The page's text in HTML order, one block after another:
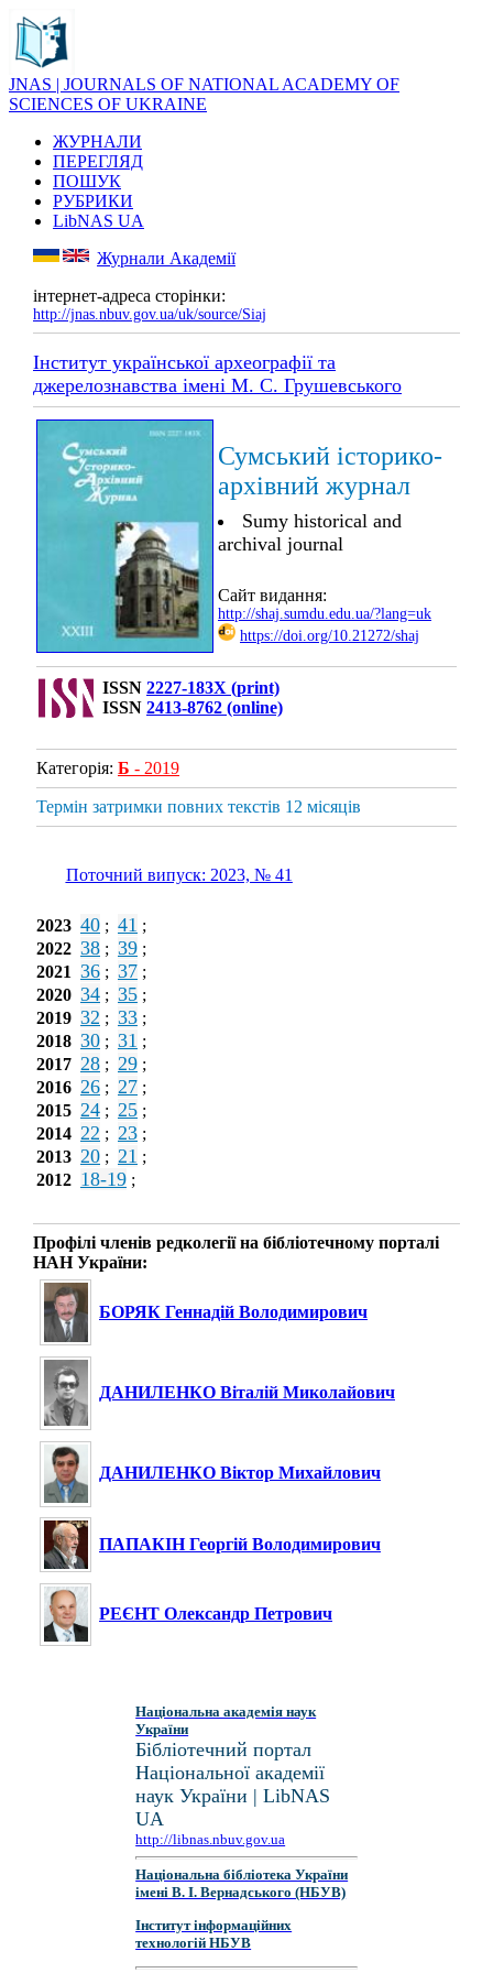
JNAS | JOURNALS OF NATIONAL ACADEMY OF
SCIENCES OF UKRAINE
ЖУРНАЛИ
ПЕРЕГЛЯД
ПОШУК
РУБРИКИ
LibNAS UA
Журнали Академії
інтернет-адреса сторінки:
http://jnas.nbuv.gov.ua/uk/source/Siaj
Інститут української археографії та
джерелознавства імені М. С. Грушевського
Сумський історико-
архівний журнал
Sumy historical and
archival journal
Сайт видання:
http://shaj.sumdu.edu.ua/?lang=uk
https://doi.org/10.21272/shaj
ISSN 2227-183X (print)
ISSN 2413-8762 (online)
Категорія: Б - 2019
Термін затримки повних текстів 12 місяців
Поточний випуск: 2023, № 41
2023 40 ; 41 ;
2022 38 ; 39 ;
2021 36 ; 37 ;
2020 34 ; 35 ;
2019 32 ; 33 ;
2018 30 ; 31 ;
2017 28 ; 29 ;
2016 26 ; 27 ;
2015 24 ; 25 ;
2014 22 ; 23 ;
2013 20 ; 21 ;
2012 18-19 ;
Профілі членів редколегії на бібліотечному порталі
НАН України:
БОРЯК Геннадій Володимирович
ДАНИЛЕНКО Віталій Миколайович
ДАНИЛЕНКО Віктор Михайлович
ПАПАКІН Георгій Володимирович
РЕЄНТ Олександр Петрович
Національна академія наук
України
Бібліотечний портал
Національної академії
наук України | LibNAS
UA
http://libnas.nbuv.gov.ua
Національна бібліотека України
імені В. І. Вернадського (НБУВ)
Інститут інформаційних
технологій НБУВ